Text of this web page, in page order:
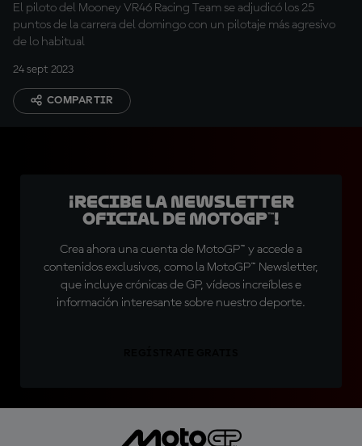
El piloto del Mooney VR46 Racing Team se adjudicó los 25
puntos de la carrera del domingo con un pilotaje más agresivo
de lo habitual
24 sept 2023
COMPARTIR
¡Recibe la Newsletter
oficial de MotoGP™!
Crea ahora una cuenta de MotoGP™ y accede a
contenidos exclusivos, como la MotoGP™ Newsletter,
que incluye crónicas de GP, vídeos increíbles e
información interesante sobre nuestro deporte.